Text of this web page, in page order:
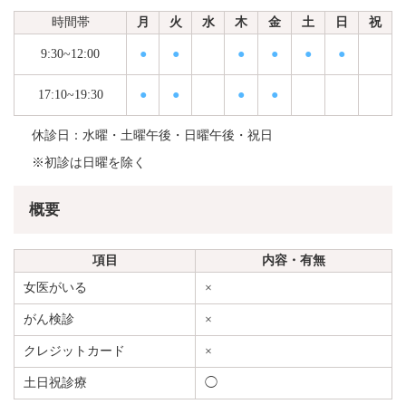
時間帯 月 火 水 木 金 土 日 祝
9:30~12:00 ● ● ● ● ● ●
17:10~19:30 ● ● ● ●
休診日：水曜・土曜午後・日曜午後・祝日
※初診は日曜を除く
概要
項目
内容・有無
女医がいる
×
がん検診 ×
クレジットカード ×
土日祝診療 ◯